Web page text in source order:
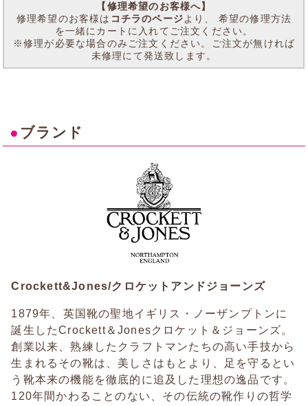
【修理希望のお客様へ】
修理希望のお客様は コチラのページより、 希望の修理方法
を一緒にカートに入れてご注文ください。
※修理が必要な場合のみご注文ください。ご注文が無ければ
未修理にて発送致します。
● ブランド
Crockett&Jones/クロケットアンドジョーンズ
1879年、英国靴の聖地イギリス・ノーザンプトンに
誕生したCrockett＆Jonesクロケット＆ジョーンズ。
創業以来、熟練したクラフトマンたちの高い手技から
生まれるその靴は、美しさはもとより、足を守るとい
う靴本来の機能を徹底的に追及した理想の逸品です。
120年間かわることのない、その伝統の靴作りの哲学